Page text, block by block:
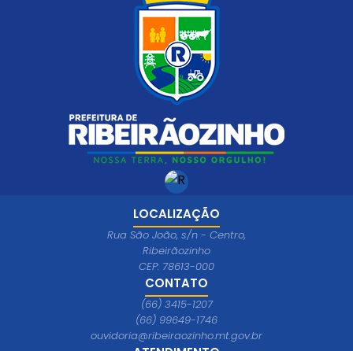
LOCALIZAÇÃO
Rua São João, s/n - Centro,
Ribeirãozinho
CEP: 78613-000
CONTATO
(66) 3415-1207
(66) 99649-1746
ouvidoria@ribeiraozinho.mt.gov.br